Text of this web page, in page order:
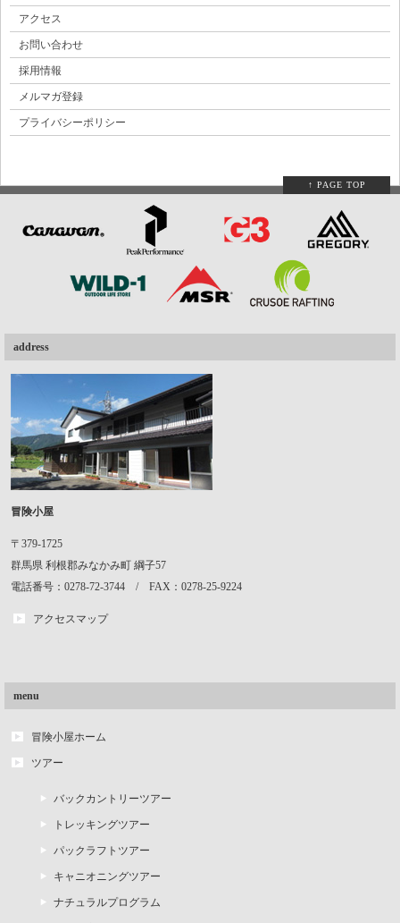
アクセス
お問い合わせ
採用情報
メルマガ登録
プライバシーポリシー
↑ PAGE TOP
address
冒険小屋
〒379-1725
群馬県 利根郡みなかみ町 綱子57
電話番号：0278-72-3744 / FAX：0278-25-9224
アクセスマップ
menu
冒険小屋ホーム
ツアー
バックカントリーツアー
トレッキングツアー
パックラフトツアー
キャニオニングツアー
ナチュラルプログラム